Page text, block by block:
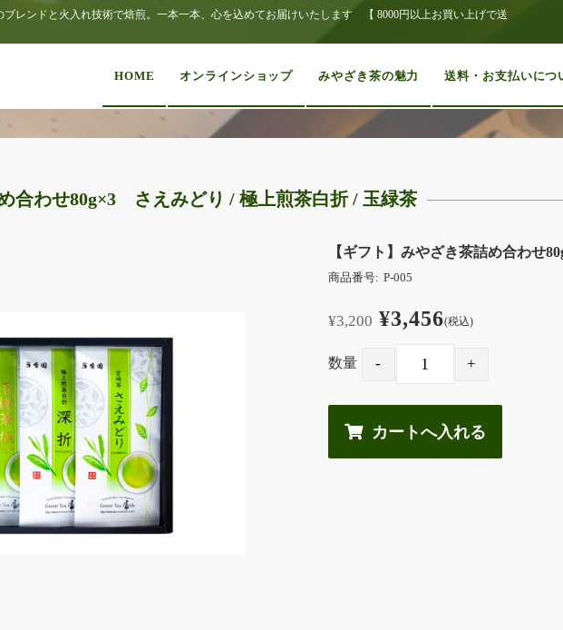
HOME オンラインショップ みやざき茶の魅力 送料・お支払いにつ
レンドと火入れ技術で焙煎。一本一本、心を込めてお届けいたします 【 8000円以上お買い上げで送
合わせ80g×3 さえみどり / 極上煎茶白折 / 玉緑茶
【ギフト】みやざき茶詰め合わせ
商品番号: P-005
¥3,200 ¥3,456(税込)
数量